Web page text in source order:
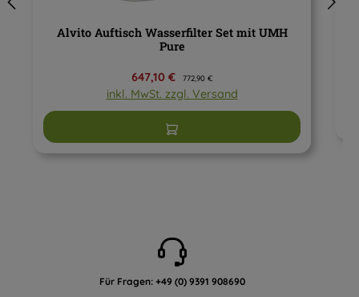
Alvito Auftisch Wasserfilter Set mit UMH
Pure
Verkaufspreis:
647,10 € Regulärer Preis:
772,90 €
inkl. MwSt. zzgl. Versand
In den Warenkorb
Für Fragen: +49 (0) 9391 908690